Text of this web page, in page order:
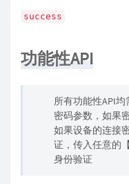
success
功能性API
所有功能性API
密码参数，如果
如果设备的连接
证，传入任意的
身份验证